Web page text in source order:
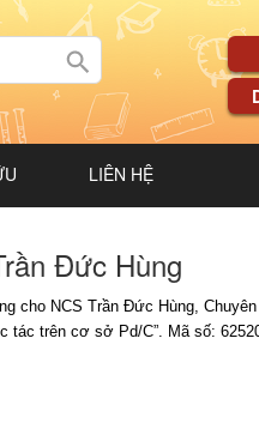
LIÊN HỆ
Đức Hùng
cho NCS Trần Đức Hùng, Chuyên
tác trên cơ sở Pd/C”. Mã số: 62